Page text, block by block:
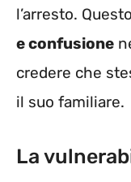
l’arresto.
e confusione
credere che
il suo familiare.
La